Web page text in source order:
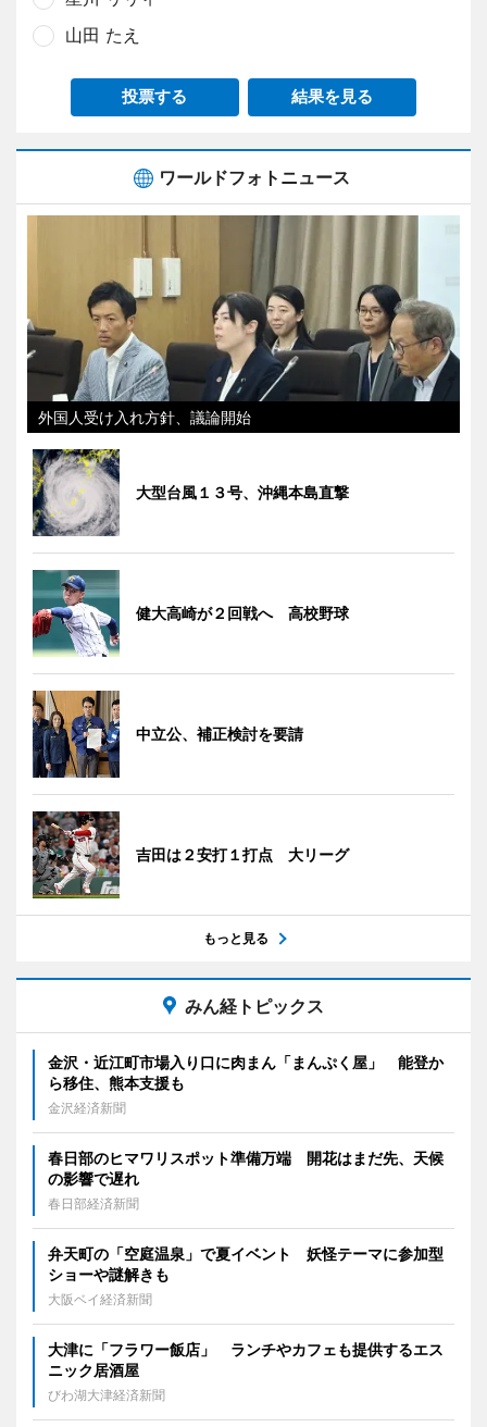
山田 たえ
投票する 結果を見る
ワールドフォトニュース
外国人受け入れ方針、議論開始
大型台風１３号、沖縄本島直撃
健大高崎が２回戦へ 高校野球
中立公、補正検討を要請
吉田は２安打１打点 大リーグ
もっと見る
みん経トピックス
金沢・近江町市場入り口に肉まん「まんぷく屋」 能登か
ら移住、熊本支援も
金沢経済新聞
春日部のヒマワリスポット準備万端 開花はまだ先、天候
の影響で遅れ
春日部経済新聞
弁天町の「空庭温泉」で夏イベント 妖怪テーマに参加型
ショーや謎解きも
大阪ベイ経済新聞
大津に「フラワー飯店」 ランチやカフェも提供するエス
ニック居酒屋
びわ湖大津経済新聞